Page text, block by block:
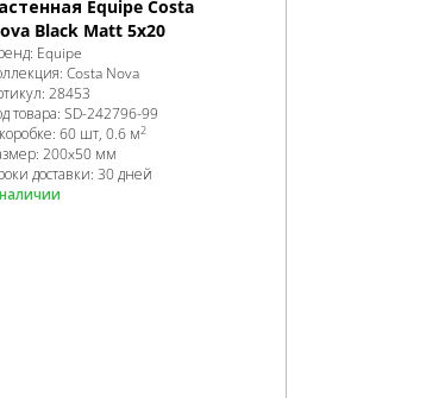
Equipe Costa
Black Matt 5x20
Equipe
Costa Nova
28453
товара: SD-242796-99
: 60 шт, 0.6 м2
200x50 мм
доставки: 30 дней